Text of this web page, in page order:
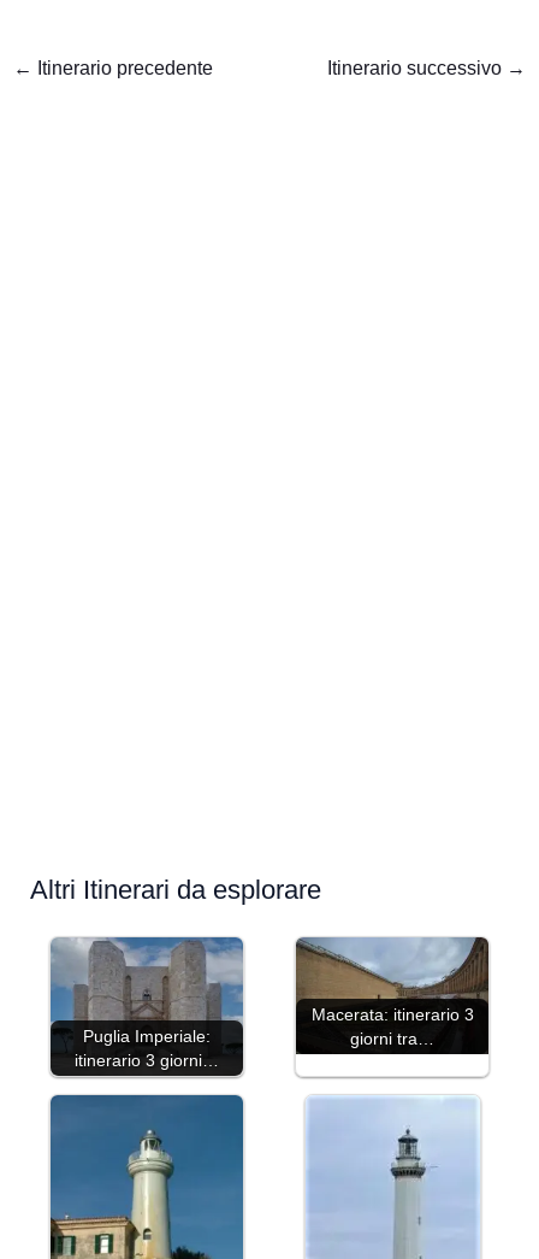
← Itinerario precedente Itinerario successivo →
Altri Itinerari da esplorare
Puglia Imperiale:
itinerario 3 giorni…
Macerata: itinerario 3
giorni tra…